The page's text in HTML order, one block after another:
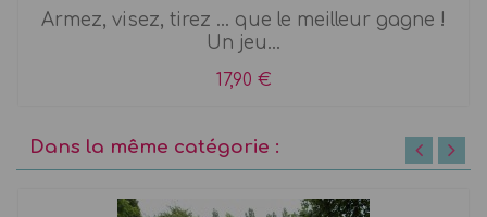
Armez, visez, tirez ... que le meilleur gagne !
Un jeu...
17,90 €
Dans la même catégorie :